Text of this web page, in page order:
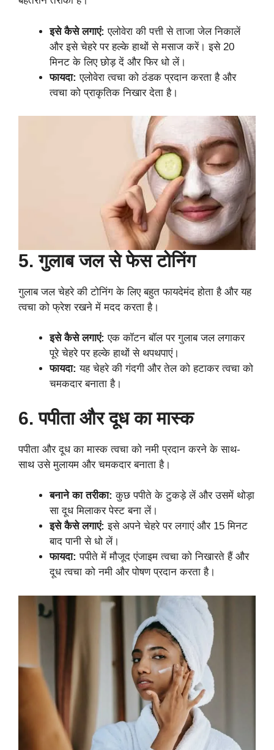
इसे कैसे लगाएं: एलोवेरा की पत्ती से ताजा जेल निकालें
और इसे चेहरे पर हल्के हाथों से मसाज करें। इसे 20
मिनट के लिए छोड़ दें और फिर धो लें।
फायदा: एलोवेरा त्वचा को ठंडक प्रदान करता है और
त्वचा को प्राकृतिक निखार देता है।
5. गुलाब जल से फेस टोनिंग
गुलाब जल चेहरे की टोनिंग के लिए बहुत फायदेमंद होता है और यह
त्वचा को फ्रेश रखने में मदद करता है।
इसे कैसे लगाएं: एक कॉटन बॉल पर गुलाब जल लगाकर
पूरे चेहरे पर हल्के हाथों से थपथपाएं।
फायदा: यह चेहरे की गंदगी और तेल को हटाकर त्वचा को
चमकदार बनाता है।
6. पपीता और दूध का मास्क
पपीता और दूध का मास्क त्वचा को नमी प्रदान करने के साथ-
साथ उसे मुलायम और चमकदार बनाता है।
बनाने का तरीका: कुछ पपीते के टुकड़े लें और उसमें थोड़ा
सा दूध मिलाकर पेस्ट बना लें।
इसे कैसे लगाएं: इसे अपने चेहरे पर लगाएं और 15 मिनट
बाद पानी से धो लें।
फायदा:पपीते में मौजूद एंजाइम त्वचा को निखारते हैं और
दूध त्वचा को नमी और पोषण प्रदान करता है।